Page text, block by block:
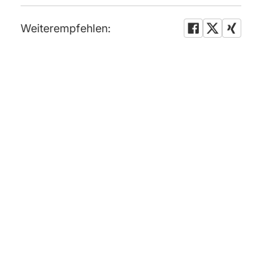
Weiterempfehlen: